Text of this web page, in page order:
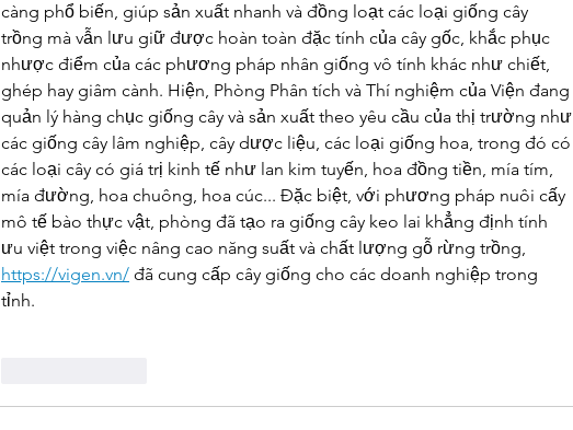
càng phổ biến, giúp sản xuất nhanh và đồng loạt các loại giống cây
trồng mà vẫn lưu giữ được hoàn toàn đặc tính của cây gốc, khắc phục
nhược điểm của các phương pháp nhân giống vô tính khác như chiết,
ghép hay giâm cành. Hiện, Phòng Phân tích và Thí nghiệm của Viện đang
quản lý hàng chục giống cây và sản xuất theo yêu cầu của thị trường như
các giống cây lâm nghiệp, cây dược liệu, các loại giống hoa, trong đó có
các loại cây có giá trị kinh tế như lan kim tuyến, hoa đồng tiền, mía tím,
mía đường, hoa chuông, hoa cúc... Đặc biệt, với phương pháp nuôi cấy
mô tế bào thực vật, phòng đã tạo ra giống cây keo lai khẳng định tính
https://vigen.vn/ đã cung cấp cây giống cho các doanh nghiệp trong
tỉnh.